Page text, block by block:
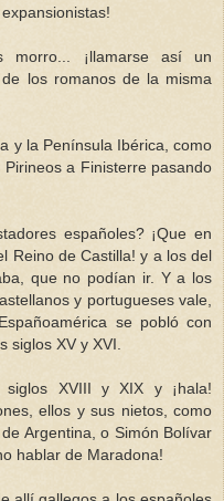
¡llamarse así un
los romanos de la misma
y la Península Ibérica, como
a Finisterre pasando
españoles? ¡Que en
Reino de Castilla! y a los del
que no podían ir. Y a los
y portugueses vale,
se pobló con
siglos XV y XVI.
XVIII y XIX y ¡hala!
ellos y sus nietos, como
Argentina, o Simón Bolívar
hablar de Maradona!